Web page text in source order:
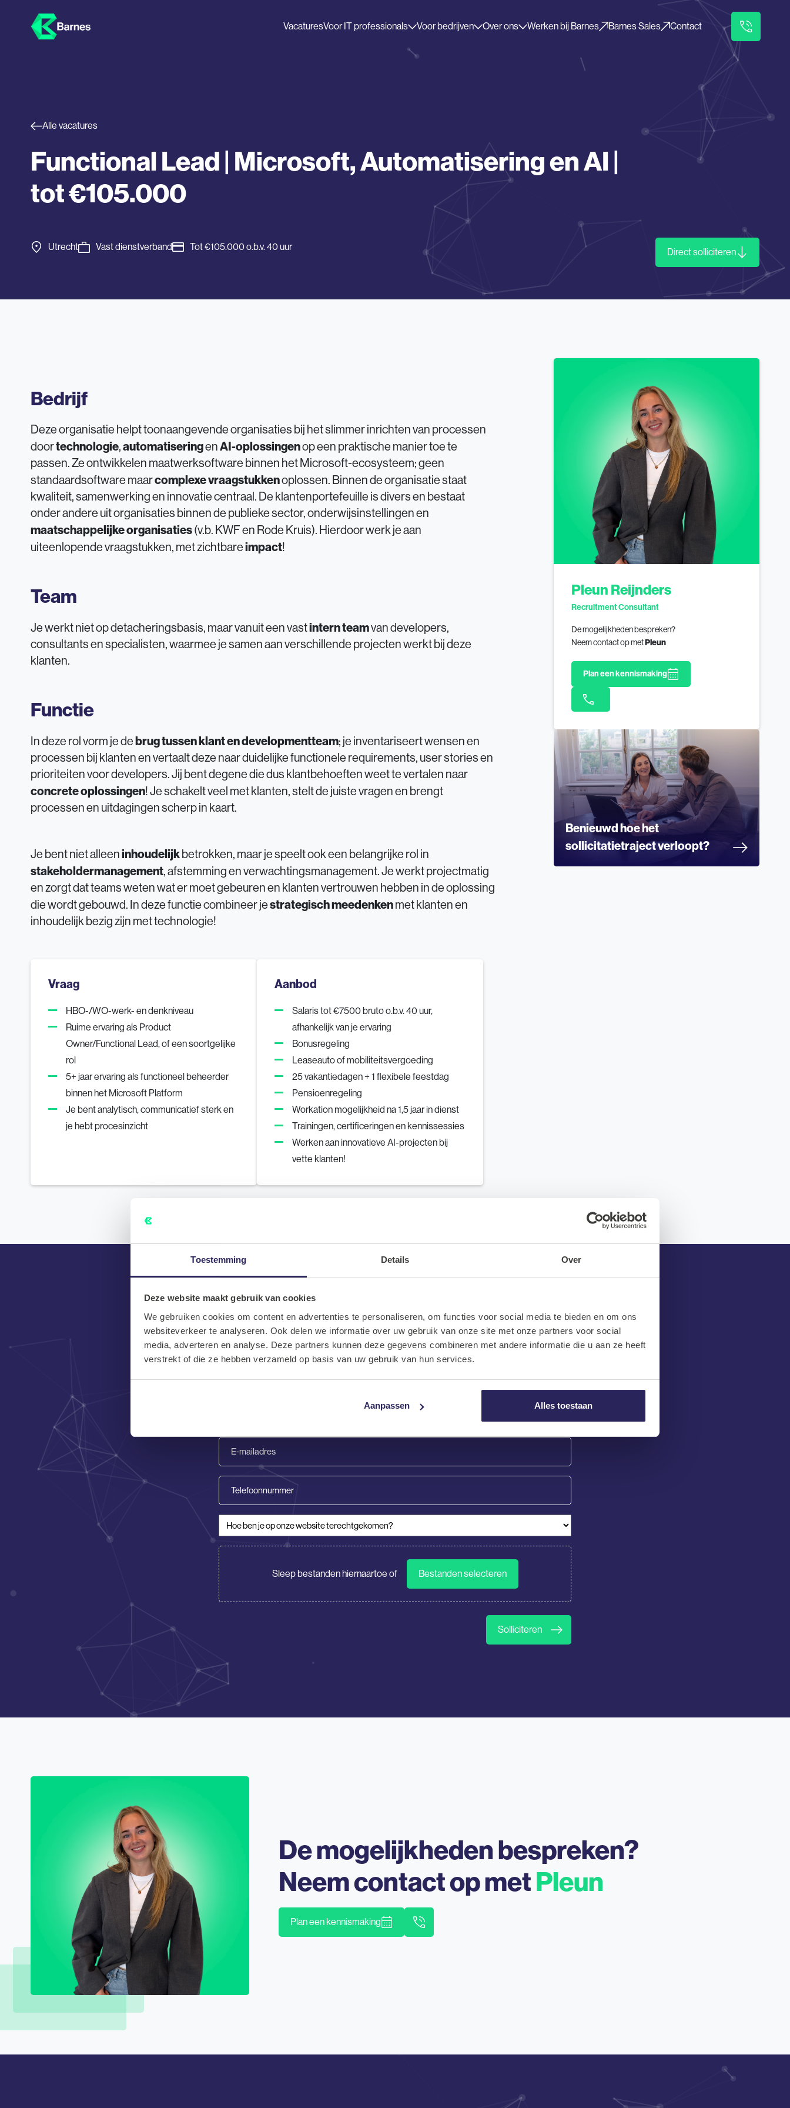
Toestemming Details Over
Deze website maakt gebruik van cookies
We gebruiken cookies om content en advertenties te personaliseren, om functies voor social media te bieden en om ons
websiteverkeer te analyseren. Ook delen we informatie over uw gebruik van onze site met onze partners voor social
media, adverteren en analyse. Deze partners kunnen deze gegevens combineren met andere informatie die u aan ze heeft
verstrekt of die ze hebben verzameld op basis van uw gebruik van hun services.
Aanpassen Alles toestaan
VacaturesVoor IT professionals Voor bedrijven Over ons Werken bij Barnes Barnes Sales Contact
Alle vacatures
Functional Lead | Microsoft, Automatisering en AI |
tot €105.000
Utrecht Vast dienstverband Tot €105.000 o.b.v. 40 uur Direct solliciteren
Bedrijf
Deze organisatie helpt toonaangevende organisaties bij het slimmer inrichten van processen
doortechnologie,automatiseringenAI-oplossingenop een praktische manier toe te
passen. Ze ontwikkelen maatwerksoftware binnen het Microsoft-ecosysteem; geen
standaardsoftware maarcomplexe vraagstukkenoplossen. Binnen de organisatie staat
kwaliteit, samenwerking en innovatie centraal. De klantenportefeuille is divers en bestaat
onder andere uit organisaties binnen de publieke sector, onderwijsinstellingen en
maatschappelijke organisaties(v.b. KWF en Rode Kruis). Hierdoor werk je aan
uiteenlopende vraagstukken, met zichtbareimpact!
Team
Je werkt niet op detacheringsbasis, maar vanuit een vastintern teamvan developers,
consultants en specialisten, waarmee je samen aan verschillende projecten werkt bij deze
klanten.
Functie
In deze rol vorm je debrug tussen klant en developmentteam; je inventariseert wensen en
processen bij klanten en vertaalt deze naar duidelijke functionele requirements, user stories en
prioriteiten voor developers. Jij bent degene die dus klantbehoeften weet te vertalen naar
concrete oplossingen! Je schakelt veel met klanten, stelt de juiste vragen en brengt
processen en uitdagingen scherp in kaart.
Je bent niet alleeninhoudelijk betrokken, maar je speelt ook een belangrijke rol in
stakeholdermanagement, afstemming en verwachtingsmanagement. Je werkt projectmatig
en zorgt dat teams weten wat er moet gebeuren en klanten vertrouwen hebben in de oplossing
die wordt gebouwd. In deze functie combineer jestrategisch meedenkenmet klanten en
inhoudelijk bezig zijn met technologie!
Vraag
HBO-/WO-werk- en denkniveau
Ruime ervaring als Product
Owner/Functional Lead, of een soortgelijke
rol
5+ jaar ervaring als functioneel beheerder
binnen het Microsoft Platform
Je bent analytisch, communicatief sterk en
je hebt procesinzicht
Aanbod
Salaris tot €7500 bruto o.b.v. 40 uur,
afhankelijk van je ervaring
Bonusregeling
Leaseauto of mobiliteitsvergoeding
25 vakantiedagen + 1 flexibele feestdag
Pensioenregeling
Workation mogelijkheid na 1,5 jaar in dienst
Trainingen, certificeringen en kennissessies
Werken aan innovatieve AI-projecten bij
vette klanten!
Pleun Reijnders
Recruitment Consultant
De mogelijkheden bespreken?
Neem contact op metPleun
Plan een kennismaking
Benieuwd hoe het
sollicitatietraject verloopt?
Solliciteren
Mooi dat je een vacature hebt gevonden die bij jou past! Als je jouw gegevens achterlaat
Achternaam
(Vereist)
Hoe ben je op onze website terechtgekomen?
CV/Motivatie
Sleep bestanden hiernaartoe of
Bestanden selecteren
De mogelijkheden bespreken?
Neem contact op metPleun
Plan een kennismaking